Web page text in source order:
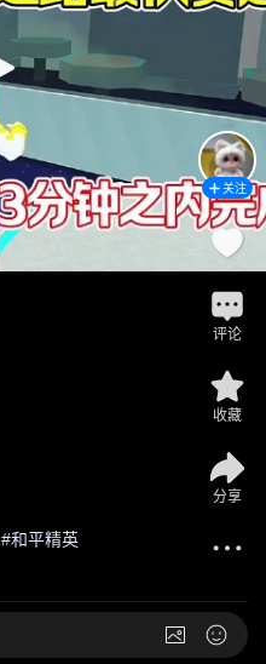
#和平精英
关注
评论
收藏
分享